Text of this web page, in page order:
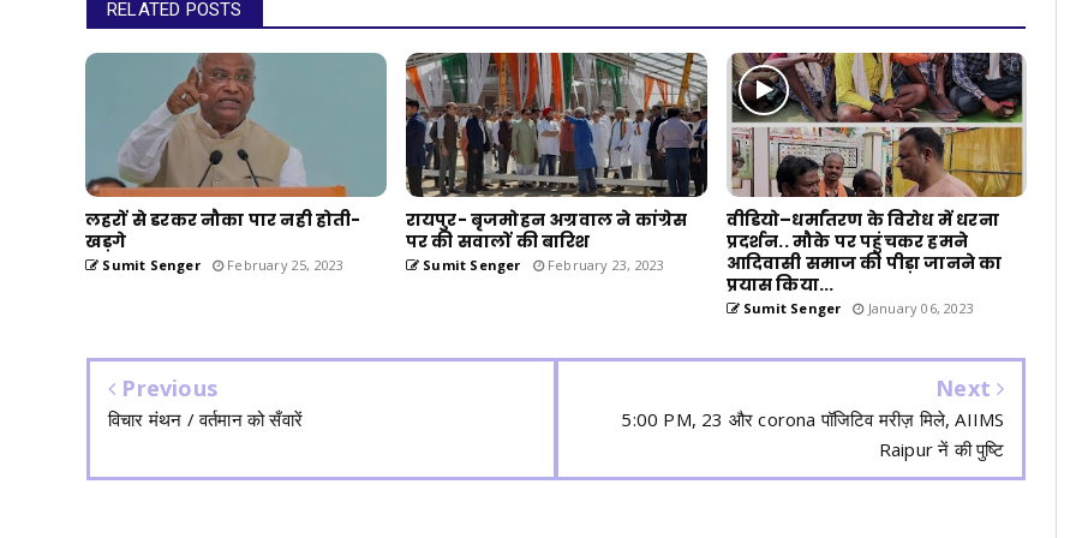
RELATED POSTS
लहरों से डरकर नौका पार नही होती-
खड़गे
Sumit Senger February 25, 2023
रायपुर- बृजमोहन अग्रवाल ने कांग्रेस
पर की सवालों की बारिश
Sumit Senger February 23, 2023
वीडियो–धर्मांतरण के विरोध में धरना
प्रदर्शन.. मौके पर पहुंचकर हमने
आदिवासी समाज की पीड़ा जानने का
प्रयास किया...
Sumit Senger January 06, 2023
Previous
विचार मंथन / वर्तमान को सँवारें
Next
5:00 PM, 23 और corona पॉजिटिव मरीज़ मिले, AIIMS
Raipur नें की पुष्टि